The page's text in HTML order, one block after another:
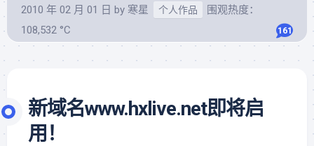
2010 年 02 月 01 日 by 寒星 个人作品
围观热度：
108,532 °C
161
新域名www.hxlive.net即将启
用！